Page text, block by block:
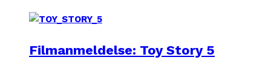
Filmanmeldelse: Toy Story 5